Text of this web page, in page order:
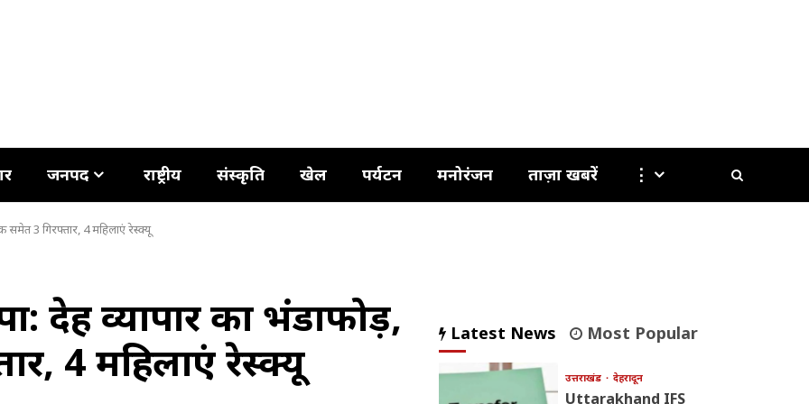
जनपद राष्ट्रीय संस्कृति खेल पर्यटन मनोरंजन ताज़ा खबरें ⋮
समेत 3 गिरफ्तार, 4 महिलाएं रेस्क्यू
देह व्यापार का भंडाफोड़,
4 महिलाएं रेस्क्यू
Latest News Most Popular
उत्तराखंड देहरादून
Uttarakhand IFS